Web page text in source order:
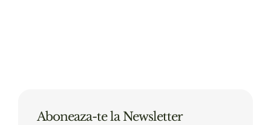
Aboneaza-te la Newsletter